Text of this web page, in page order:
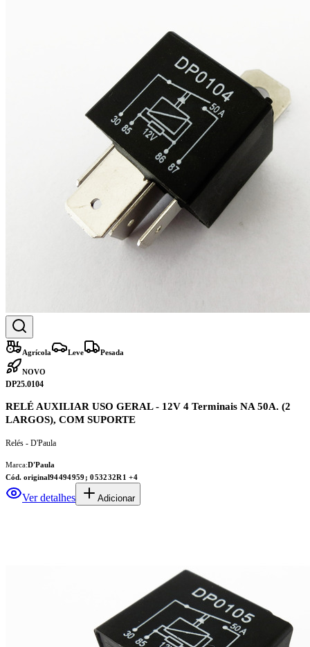
Agrícola Leve Pesada
NOVO
DP25.0104
RELÉ AUXILIAR USO GERAL - 12V 4 Terminais NA 50A. (2
LARGOS), COM SUPORTE
Relés - D'Paula
Marca:D'Paula
Cód. original94494959; 053232R1 +4
Ver detalhes Adicionar